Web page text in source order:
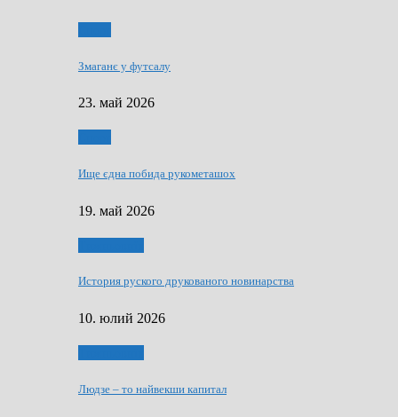
Змаганє у футсалу
23. май 2026
Ище єдна побида рукометашох
19. май 2026
История руского друкованого новинарства
10. юлий 2026
Людзе – то найвекши капитал